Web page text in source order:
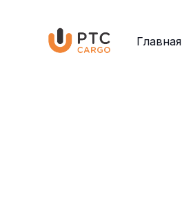
Главная